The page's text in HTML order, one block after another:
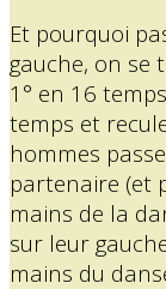
Et pourquoi
gauche, on se
1° en 16
temps et
hommes
partenaire (et
mains de la
sur leur
mains du